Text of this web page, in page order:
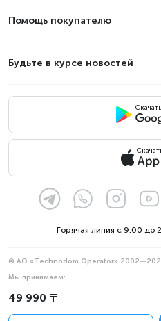
49 990 ₸
Помощь покупателю
Будьте в курсе новостей
Горячая линия с 9:00 до
© АО «Technodom Operator»
Мы принимаем:
Официальное уведомление